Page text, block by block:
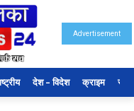
Advertisement
देश – विदेश क्राइम